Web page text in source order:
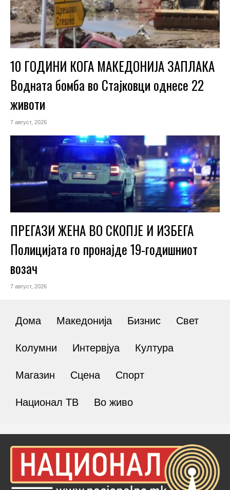
10 ГОДИНИ КОГА МАКЕДОНИЈА ЗАПЛАКА
Водната бомба во Стајковци однесе 22
животи
7 август, 2026
ПРЕГАЗИ ЖЕНА ВО СКОПЈЕ И ИЗБЕГА
Полицијата го пронајде 19-годишниот
возач
7 август, 2026
Дома Македонија Бизнис Свет
Колумни Интервјуа Култура
Магазин Сцена Спорт
Национал ТВ Во живо